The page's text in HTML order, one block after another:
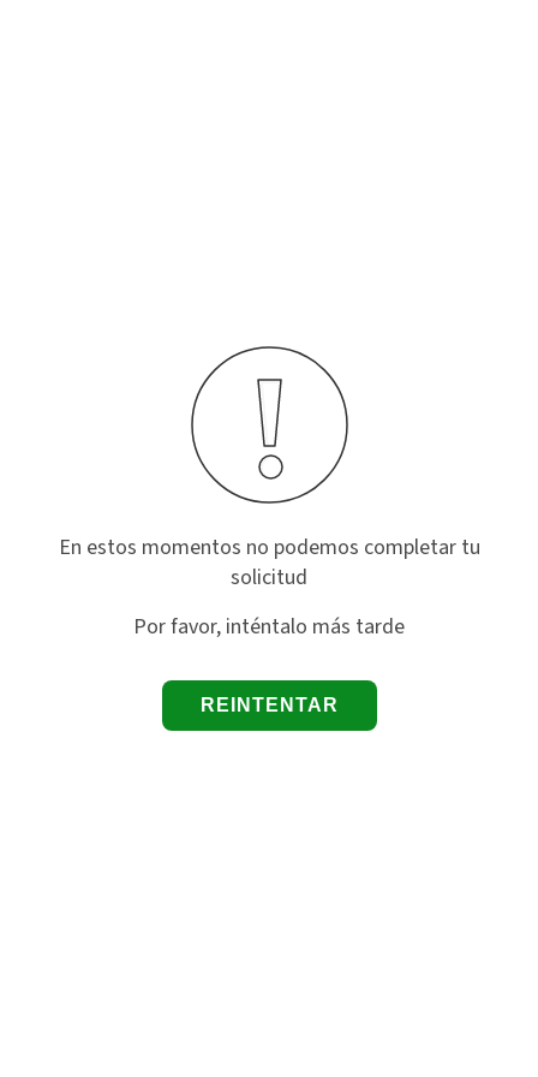
En estos momentos no podemos completar tu
solicitud
Por favor, inténtalo más tarde
REINTENTAR